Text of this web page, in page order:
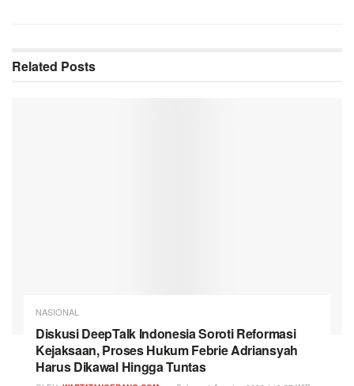
Related Posts
NASIONAL
Diskusi DeepTalk Indonesia Soroti Reformasi
Kejaksaan, Proses Hukum Febrie Adriansyah
Harus Dikawal Hingga Tuntas